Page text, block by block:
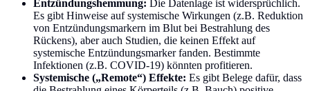
Entzündungshemmung: Die Datenlage ist widersprüchlich.
Es gibt Hinweise auf systemische Wirkungen (z.B. Reduktion
von Entzündungsmarkern im Blut bei Bestrahlung des
Rückens), aber auch Studien, die keinen Effekt auf
systemische Entzündungsmarker fanden. Bestimmte
Infektionen (z.B. COVID-19) könnten profitieren.
Systemische („Remote“) Effekte: Es gibt Belege dafür, dass